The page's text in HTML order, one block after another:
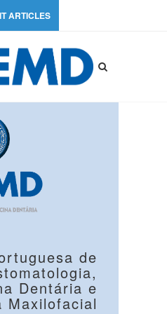
ARTICLES
de
Dentária e
Maxilofacial